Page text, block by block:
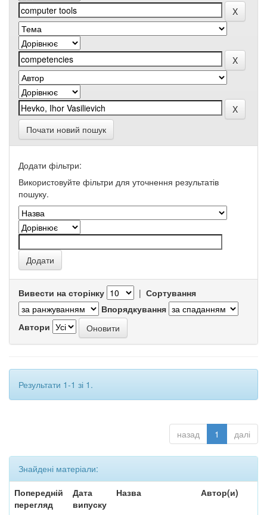
Почати новий пошук
Додати фільтри:
Використовуйте фільтри для уточнення результатів
пошуку.
Вивести на сторінку | Сортування
Впорядкування
Автори
Результати 1-1 зі 1.
назад 1 далі
Знайдені матеріали:
Попередній
перегляд
Дата
випуску
Назва Автор(и)